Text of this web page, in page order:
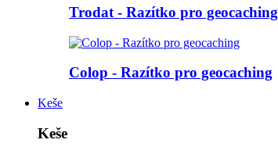
Trodat - Razítko pro geocaching
Colop - Razítko pro geocaching
Keše
Keše